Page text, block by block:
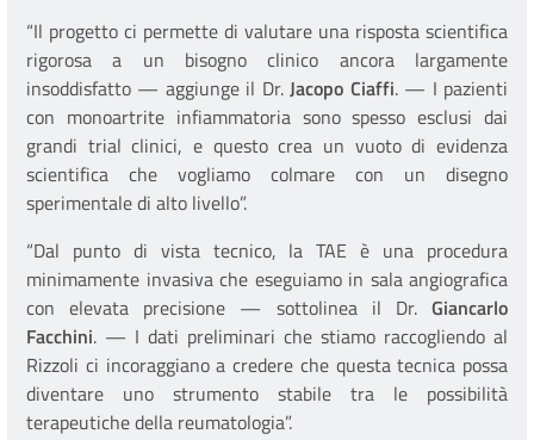
“Il progetto ci permette di valutare una risposta scientifica
rigorosa a un bisogno clinico ancora largamente
insoddisfatto — aggiunge il Dr.Jacopo Ciaffi. — I pazienti
con monoartrite infiammatoria sono spesso esclusi dai
grandi trial clinici, e questo crea un vuoto di evidenza
scientifica che vogliamo colmare con un disegno
sperimentale di alto livello”.
“Dal punto di vista tecnico, la TAE è una procedura
minimamente invasiva che eseguiamo in sala angiografica
con elevata precisione — sottolinea il Dr. Giancarlo
Facchini. — I dati preliminari che stiamo raccogliendo al
Rizzoli ci incoraggiano a credere che questa tecnica possa
diventare uno strumento stabile tra le possibilità
terapeutiche della reumatologia”.